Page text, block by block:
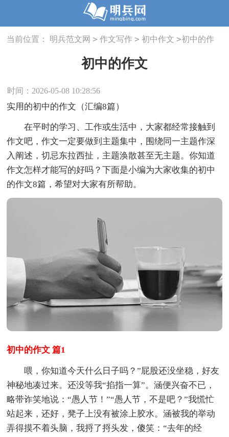
当前位置： 明兵范文网 > 作文写作 > 初中作文 >初中的作
初中的作文
时间：2026-05-08 10:28:56
实用的初中的作文（汇编8篇）
在平时的学习、工作或生活中，大家都经常接触到
作文吧，作文一定要做到主题集中，围绕同一主题作深
入阐述，切忌东拉西扯，主题涣散甚至无主题。你知道
作文怎样才能写的好吗？下面是小编为大家收集的初中
的作文8篇，希望对大家有所帮助。
初中的作文 篇1
喂，你知道今天什么日子吗？”屁股还没坐稳，好友
神秘地凑过来。还没等我“掐指一算”。涵便兴奋不已，
略带诈笑地说：“愚人节！”“愚人节，不是吧？”我慌忙
站起来，还好，凳子上没有被涂上胶水。涵被我的举动
弄得摸不着头脑，我捋了捋头发，傻笑：“去年的经